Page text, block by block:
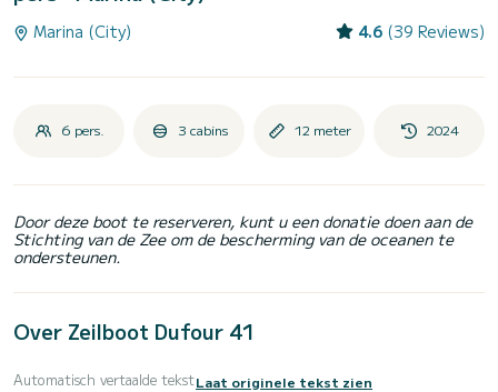
Marina (City) 4.6 (39 Reviews)
6 pers. 3 cabins 12 meter 2024
Door deze boot te reserveren, kunt u een donatie doen aan de
Stichting van de Zee om de bescherming van de oceanen te
ondersteunen.
Over Zeilboot Dufour 41
Automatisch vertaalde tekstLaat originele tekst zien